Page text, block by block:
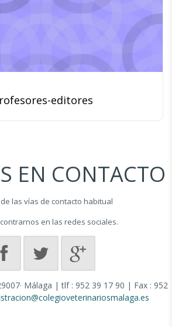
editores
EN CONTACTO
las vías de contacto habitual
en las redes sociales.
Málaga | tlf : 952 39 17 90 | Fax : 952